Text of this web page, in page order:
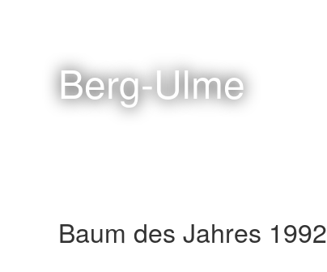
Berg-Ulme
Baum des Jahres 1992